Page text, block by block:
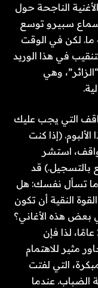
الناجحة حول
سبيرو توسع
ما. لكن في الوقت
في هذا الوريد
وهي
التي يجب عليك
(إذا كنت
استشر
بالتسجيل.) قد
تسأل نفسك: هل
النقية أن تكون
بعض هذه الأغاني؟
حسنًا، من أجل بيت، تبلغ من العمر 20 عامًا، لذا فإن
مثير للاهتمام
التي لفتت
الضباب. عندما